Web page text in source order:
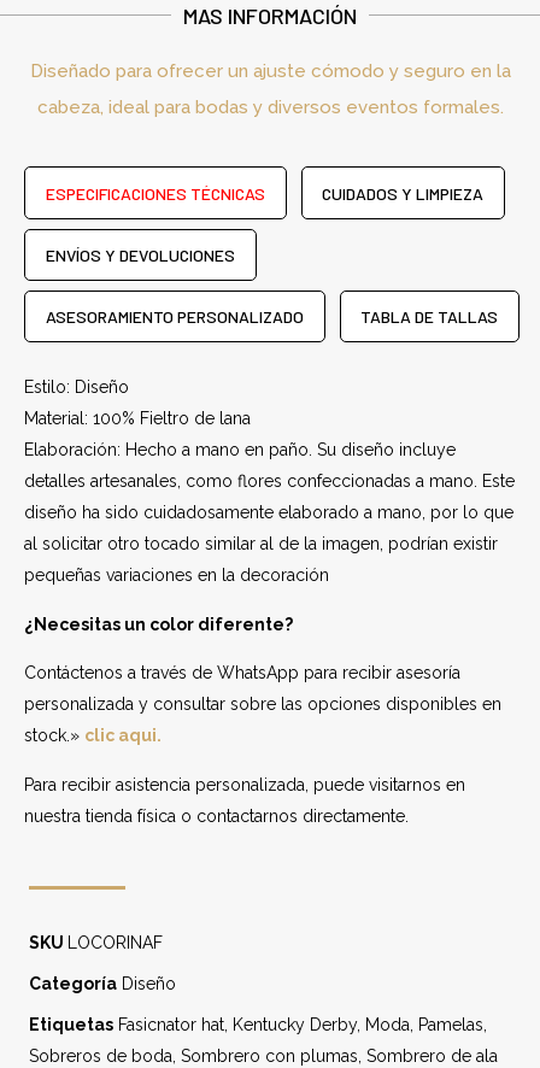
MAS INFORMACIÓN
Diseñado para ofrecer un ajuste cómodo y seguro en la
cabeza, ideal para bodas y diversos eventos formales.
ESPECIFICACIONES TÉCNICAS CUIDADOS Y LIMPIEZA
ENVÍOS Y DEVOLUCIONES
ASESORAMIENTO PERSONALIZADO TABLA DE TALLAS
Estilo: Diseño
Material: 100% Fieltro de lana
Elaboración: Hecho a mano en paño. Su diseño incluye
detalles artesanales, como flores confeccionadas a mano. Este
diseño ha sido cuidadosamente elaborado a mano, por lo que
al solicitar otro tocado similar al de la imagen, podrían existir
pequeñas variaciones en la decoración
¿Necesitas un color diferente?
Contáctenos a través de WhatsApp para recibir asesoría
personalizada y consultar sobre las opciones disponibles en
stock.» clic aqui.
Para recibir asistencia personalizada, puede visitarnos en
nuestra tienda física o contactarnos directamente.
SKU LOCORINAF
Categoría Diseño
Etiquetas Fasicnator hat Kentucky Derby, Moda Pamelas
Sobreros de boda Sombrero con plumas Sombrero de ala